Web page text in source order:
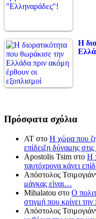
Η
Πρόσφατα σχόλια
ΑΤ στο Η χώρα που
επίδειξη δύναμης
Apostolis Tsim στο Η
ταυτόχρονα κάνει
Απόστολος
μάγκας είναι…
Mihalatou στο Ο
στιγμή που κρίνει την
Απόστολος